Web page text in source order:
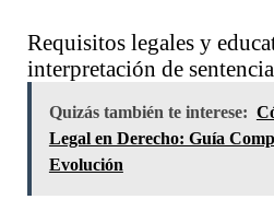
Requisitos legales y
interpretación de
Quizás también te interese:
Legal en Derecho: Guía
Evolución